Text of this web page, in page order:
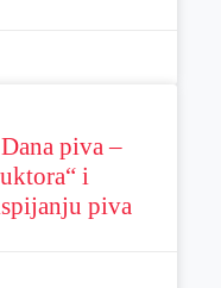
piva –
i
piva